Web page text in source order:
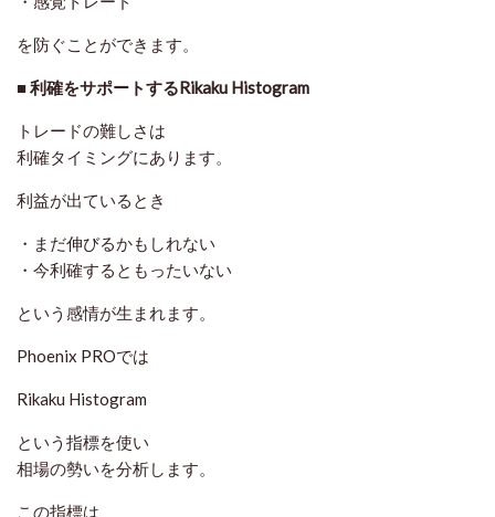
を防ぐことができます。
■ 利確をサポートするRikaku Histogram
トレードの難しさは
利確タイミングにあります。
利益が出ているとき
・まだ伸びるかもしれない
・今利確するともったいない
という感情が生まれます。
Phoenix PROでは
Rikaku Histogram
という指標を使い
相場の勢いを分析します。
この指標は